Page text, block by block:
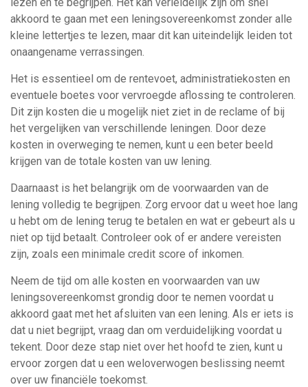
akkoord te gaan met een leningsovereenkomst zonder alle
kleine lettertjes te lezen, maar dit kan uiteindelijk leiden tot
onaangename verrassingen.
Het is essentieel om de rentevoet, administratiekosten en
eventuele boetes voor vervroegde aflossing te controleren.
Dit zijn kosten die u mogelijk niet ziet in de reclame of bij
het vergelijken van verschillende leningen. Door deze
kosten in overweging te nemen, kunt u een beter beeld
krijgen van de totale kosten van uw lening.
Daarnaast is het belangrijk om de voorwaarden van de
lening volledig te begrijpen. Zorg ervoor dat u weet hoe lang
u hebt om de lening terug te betalen en wat er gebeurt als u
niet op tijd betaalt. Controleer ook of er andere vereisten
zijn, zoals een minimale credit score of inkomen.
Neem de tijd om alle kosten en voorwaarden van uw
leningsovereenkomst grondig door te nemen voordat u
akkoord gaat met het afsluiten van een lening. Als er iets is
dat u niet begrijpt, vraag dan om verduidelijking voordat u
tekent. Door deze stap niet over het hoofd te zien, kunt u
ervoor zorgen dat u een weloverwogen beslissing neemt
over uw financiële toekomst.